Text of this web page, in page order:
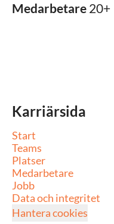
Medarbetare 20+
Karriärsida
Start
Teams
Platser
Medarbetare
Jobb
Data och integritet
Hantera cookies